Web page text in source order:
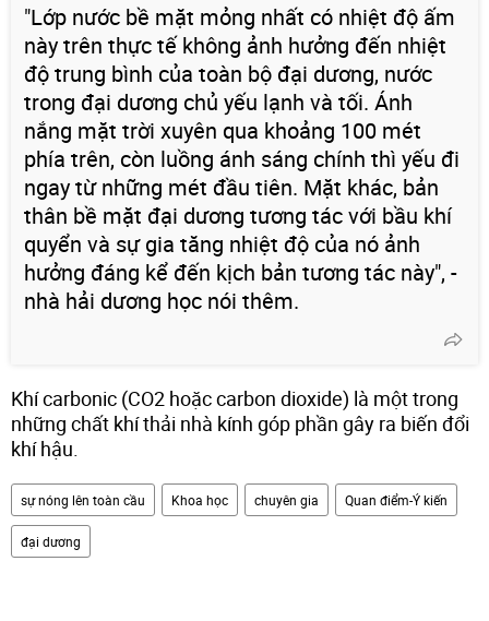
"Lớp nước bề mặt mỏng nhất có nhiệt độ ấm
này trên thực tế không ảnh hưởng đến nhiệt
độ trung bình của toàn bộ đại dương, nước
trong đại dương chủ yếu lạnh và tối. Ánh
nắng mặt trời xuyên qua khoảng 100 mét
phía trên, còn luồng ánh sáng chính thì yếu đi
ngay từ những mét đầu tiên. Mặt khác, bản
thân bề mặt đại dương tương tác với bầu khí
quyển và sự gia tăng nhiệt độ của nó ảnh
hưởng đáng kể đến kịch bản tương tác này", -
nhà hải dương học nói thêm.
Khí carbonic (CO2 hoặc carbon dioxide) là một trong
những chất khí thải nhà kính góp phần gây ra biến đổi
khí hậu.
sự nóng lên toàn cầu Khoa học chuyên gia Quan điểm-Ý kiến
đại dương